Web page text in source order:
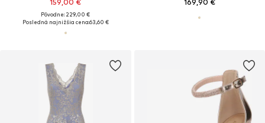
159,00 €
Pôvodne: 229,00 €
Posledná najnižšia cena:63,60 €
169,90 €